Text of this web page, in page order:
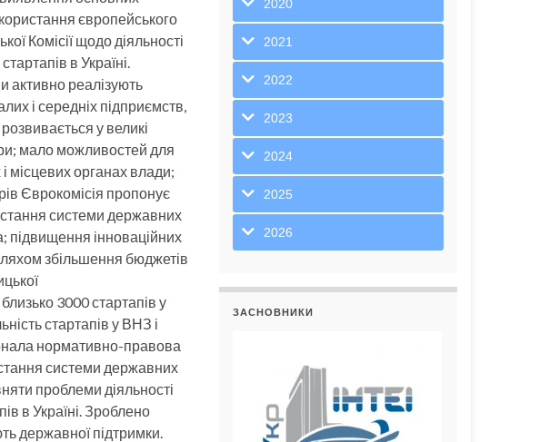
європейського
Комісії щодо діяльності
в Україні.
активно реалізують
і середніх підприємств,
у великі
мало можливостей для
місцевих органах влади;
Єврокомісія пропонує
системи державних
підвищення інноваційних
збільшення бюджетів
3000 стартапів у
стартапів у ВНЗ і
нормативно-правова
системи державних
проблеми діяльності
в Україні. Зроблено
державної підтримки.
2020
2021
2022
2023
2024
2025
2026
ЗАСНОВНИКИ